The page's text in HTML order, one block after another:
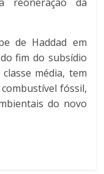
reoneração da
de Haddad em
fim do subsídio
média, tem
fóssil,
do novo